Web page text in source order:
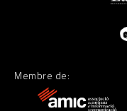
Membre de: